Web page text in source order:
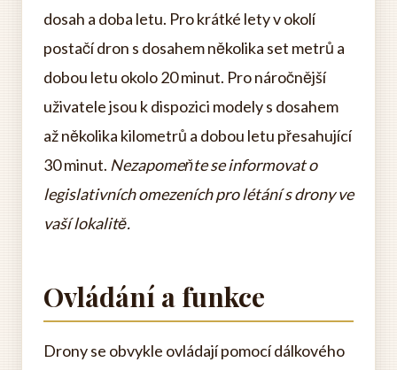
dosah a doba letu. Pro krátké lety v okolí
postačí dron s dosahem několika set metrů a
dobou letu okolo 20 minut. Pro náročnější
uživatele jsou k dispozici modely s dosahem
až několika kilometrů a dobou letu přesahující
30 minut. Nezapomeňte se informovat o
legislativních omezeních pro létání s drony ve
vaší lokalitě.
Ovládání a funkce
Drony se obvykle ovládají pomocí dálkového